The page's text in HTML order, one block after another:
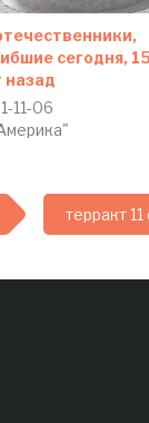
сегодня,
назад
11-06
терракт